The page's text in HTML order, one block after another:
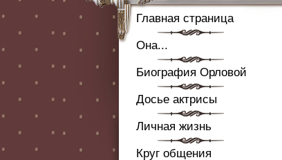
Главная страница
Она...
Биография Орловой
Досье актрисы
Личная жизнь
Круг общения